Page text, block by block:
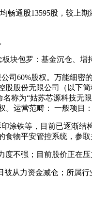
股13595股，较上期
包罗：基金沉仓、增
60%股权。万能细密
股份无限公司（以下
称为“姑苏芯源科技无
运营范畴： 一般项
铁等，目前已逐渐结
物平安管控系统，参取
强；目前股价正在压
力资金减仓；所属行